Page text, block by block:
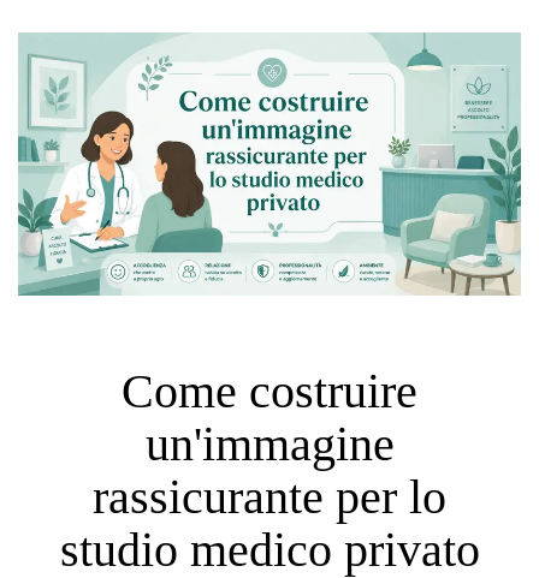
Come costruire
un'immagine
rassicurante per lo
studio medico privato